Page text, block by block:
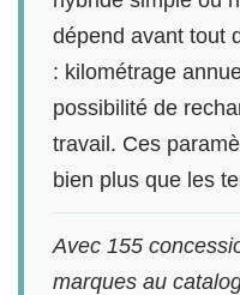
dépend avant tout
: kilométrage
possibilité de
travail. Ces
bien plus que les
Avec 155
marques au